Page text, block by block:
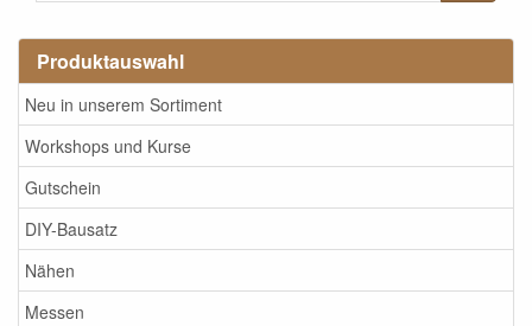
Produktauswahl
Neu in unserem Sortiment
Workshops und Kurse
Gutschein
DIY-Bausatz
Nähen
Messen